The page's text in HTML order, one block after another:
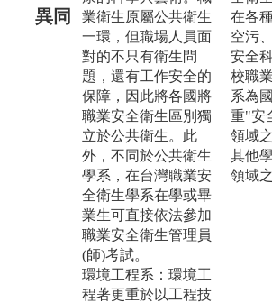
異同
業衛生原屬公共衛生
一環，但職場人員面
對的不只有衛生問
題，還有工作安全的
保障，因此將各國將
職業安全衛生區別獨
立於公共衛生。此
外，不同於公共衛生
學系，在台灣職業安
全衛生學系在學或畢
業生可直接依法參加
職業安全衛生管理員
(師)考試。
環境工程系：環境工
程著更重於以工程技
在各
空污
安全
校職
系為
重"安
領域
其他
領域